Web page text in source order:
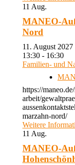
11 Aug.
MANEO-
Nord
11. August
13:30 - 16:30
Familien- und
https://
arbeit/
marzahn-nord/
Weitere
11 Aug.
MANEO-